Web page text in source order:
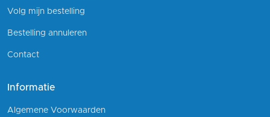
Volg mijn bestelling
Bestelling annuleren
Contact
Informatie
Algemene Voorwaarden